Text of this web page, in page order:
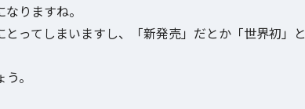
りますね。
ってしまいますし、「新発売」だとか「世界初」と
。